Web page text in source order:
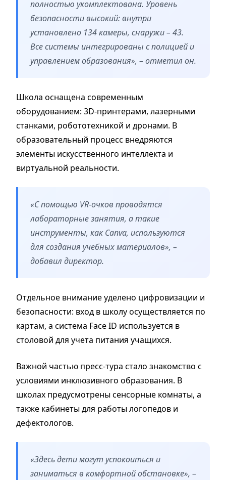
полностью укомплектована. Уровень
безопасности высокий: внутри
установлено 134 камеры, снаружи – 43.
Все системы интегрированы с полицией и
управлением образования», – отметил он.
Школа оснащена современным
оборудованием: 3D-принтерами, лазерными
станками, робототехникой и дронами. В
образовательный процесс внедряются
элементы искусственного интеллекта и
виртуальной реальности.
«С помощью VR-очков проводятся
лабораторные занятия, а такие
инструменты, как Canva, используются
для создания учебных материалов», –
добавил директор.
Отдельное внимание уделено цифровизации и
безопасности: вход в школу осуществляется по
картам, а система Face ID используется в
столовой для учета питания учащихся.
Важной частью пресс-тура стало знакомство с
условиями инклюзивного образования. В
школах предусмотрены сенсорные комнаты, а
также кабинеты для работы логопедов и
дефектологов.
«Здесь дети могут успокоиться и
заниматься в комфортной обстановке», –